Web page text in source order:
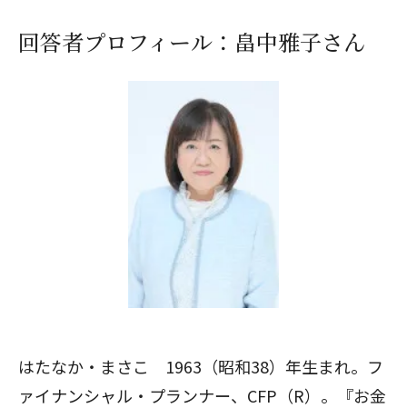
回答者プロフィール：畠中雅子さん
はたなか・まさこ 1963（昭和38）年生まれ。フ
ァイナンシャル・プランナー、CFP（R）。『お金